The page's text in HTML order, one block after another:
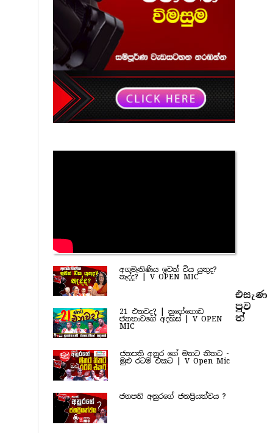
අගමැතිණිය ඉවත් විය යුතුද?
නැද්ද? | V OPEN MIC
21 එනවද? | නුගේගොඩ
ජනතාවගේ අදහස් | V OPEN
MIC
ජනපති අනුර ගේ මතට තිතට -
මුළු රටම එකට | V Open Mic
ජනපති අනුරගේ ජනප්‍රියත්වය ?
එසැණ
පුව​
ත්